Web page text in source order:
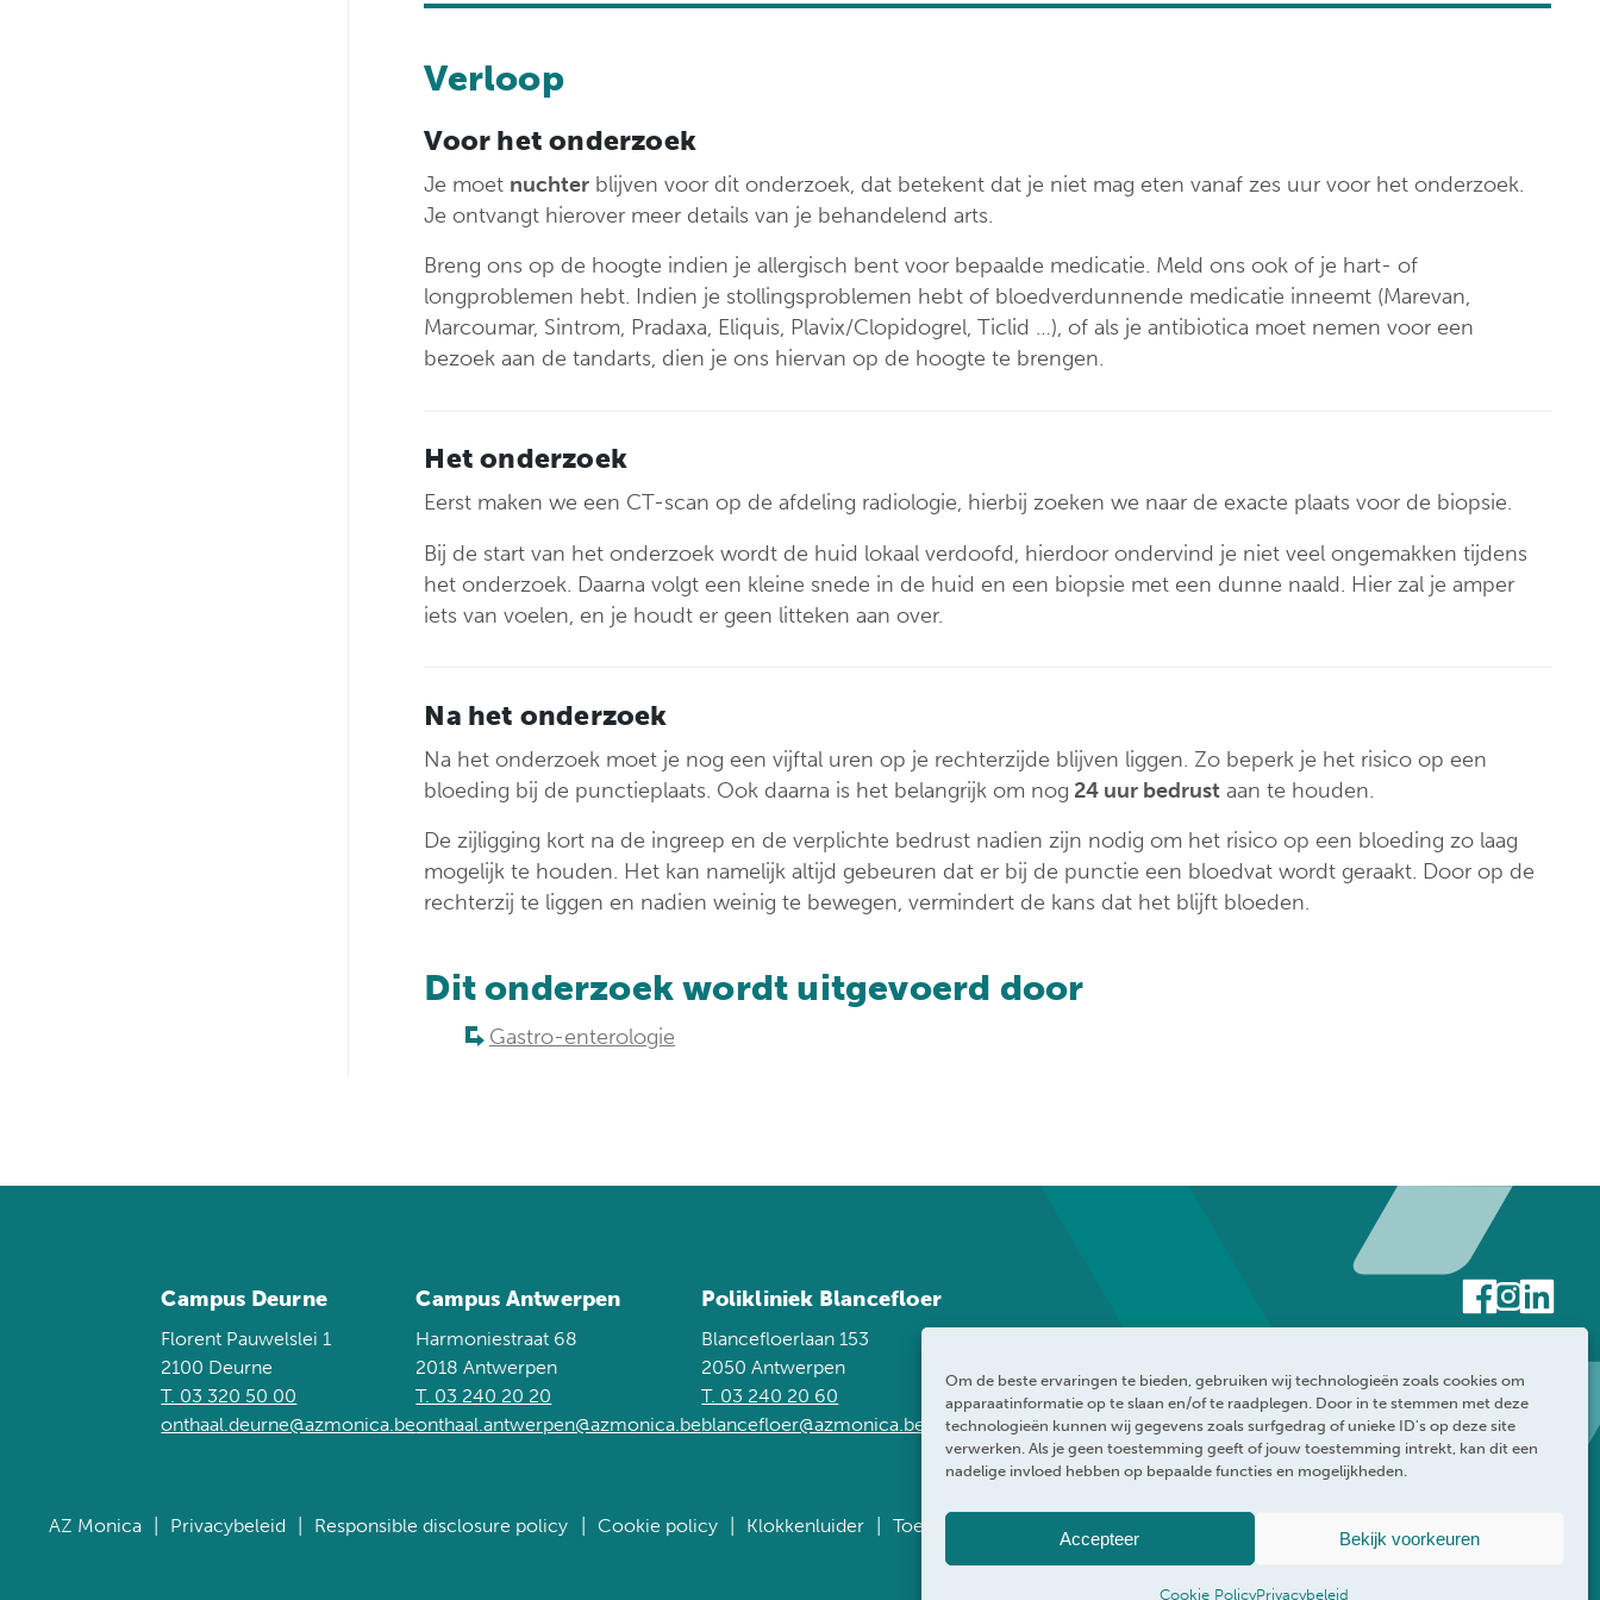
Om de beste ervaringen te bieden, gebruiken wij technologieën zoals cookies om
apparaatinformatie op te slaan en/of te raadplegen. Door in te stemmen met deze
technologieën kunnen wij gegevens zoals surfgedrag of unieke ID's op deze site
verwerken. Als je geen toestemming geeft of jouw toestemming intrekt, kan dit een
nadelige invloed hebben op bepaalde functies en mogelijkheden.
Accepteer Bekijk voorkeuren
Cookie PolicyPrivacybeleid
Verloop
Voor het onderzoek
Je moet nuchter blijven voor dit onderzoek, dat betekent dat je niet mag eten vanaf zes uur voor het onderzoek.
Je ontvangt hierover meer details van je behandelend arts.
Breng ons op de hoogte indien je allergisch bent voor bepaalde medicatie. Meld ons ook of je hart- of
longproblemen hebt. Indien je stollingsproblemen hebt of bloedverdunnende medicatie inneemt (Marevan,
Marcoumar, Sintrom, Pradaxa, Eliquis, Plavix/Clopidogrel, Ticlid …), of als je antibiotica moet nemen voor een
bezoek aan de tandarts, dien je ons hiervan op de hoogte te brengen.
Het onderzoek
Eerst maken we een CT-scan op de afdeling radiologie, hierbij zoeken we naar de exacte plaats voor de biopsie.
Bij de start van het onderzoek wordt de huid lokaal verdoofd, hierdoor ondervind je niet veel ongemakken tijdens
het onderzoek. Daarna volgt een kleine snede in de huid en een biopsie met een dunne naald. Hier zal je amper
iets van voelen, en je houdt er geen litteken aan over.
Na het onderzoek
Na het onderzoek moet je nog een vijftal uren op je rechterzijde blijven liggen. Zo beperk je het risico op een
bloeding bij de punctieplaats. Ook daarna is het belangrijk om nog 24 uur bedrust aan te houden.
De zijligging kort na de ingreep en de verplichte bedrust nadien zijn nodig om het risico op een bloeding zo laag
mogelijk te houden. Het kan namelijk altijd gebeuren dat er bij de punctie een bloedvat wordt geraakt. Door op de
rechterzij te liggen en nadien weinig te bewegen, vermindert de kans dat het blijft bloeden.
Dit onderzoek wordt uitgevoerd door
Gastro-enterologie
Campus Deurne
Florent Pauwelslei 1
2100 Deurne
T. 03 320 50 00
onthaal.deurne@azmonica.be
Campus Antwerpen
Harmoniestraat 68
2018 Antwerpen
T. 03 240 20 20
onthaal.antwerpen@azmonica.be
Polikliniek Blancefloer
Blancefloerlaan 153
2050 Antwerpen
T. 03 240 20 60
blancefloer@azmonica.be
AZ Monica Privacybeleid Responsible disclosure policy Cookie policy Klokkenluider Toegankelijkheidsverklaring